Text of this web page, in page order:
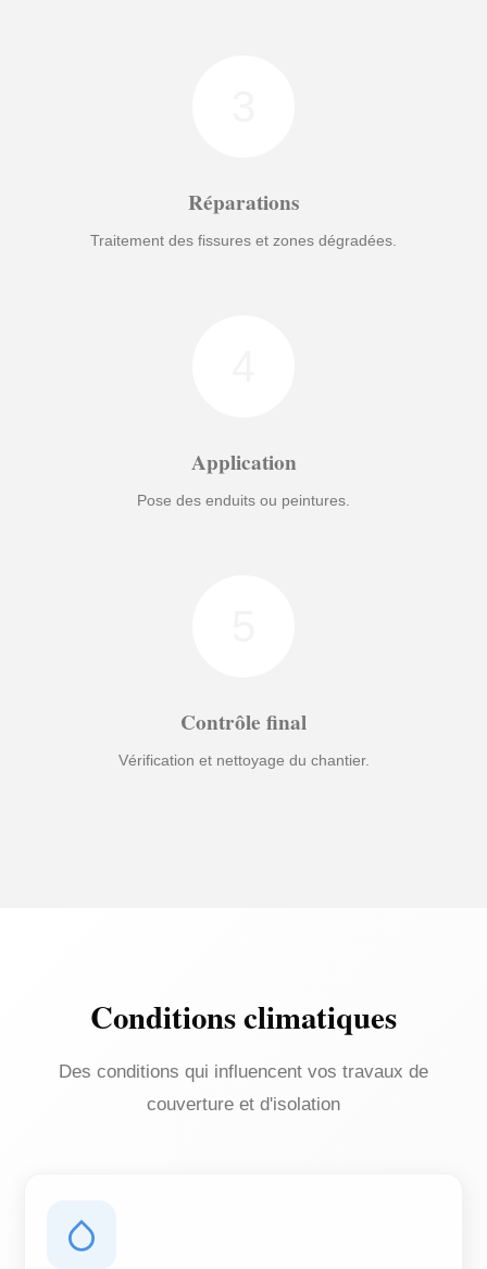
Réparations
Traitement des fissures et zones dégradées.
Application
Pose des enduits ou peintures.
Contrôle final
Vérification et nettoyage du chantier.
Conditions climatiques
Des conditions qui influencent vos travaux de
couverture et d'isolation